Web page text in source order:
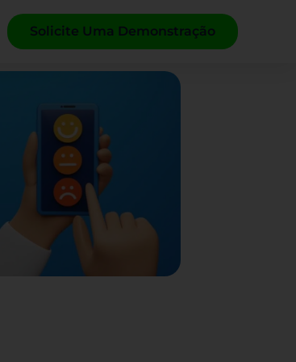
Solicite Uma Demonstração